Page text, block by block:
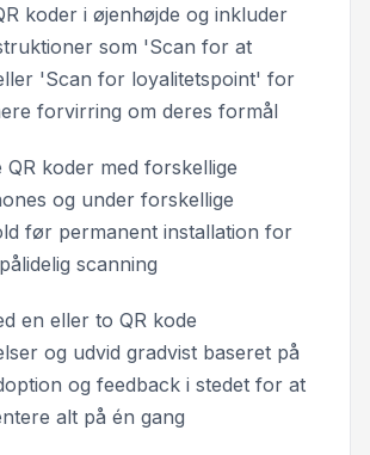
koder i øjenhøjde og inkluder
som 'Scan for at
'Scan for loyalitetspoint' for
forvirring om deres formål
QR koder med forskellige
og under forskellige
før permanent installation for
scanning
en eller to QR kode
og udvid gradvist baseret på
og feedback i stedet for at
alt på én gang